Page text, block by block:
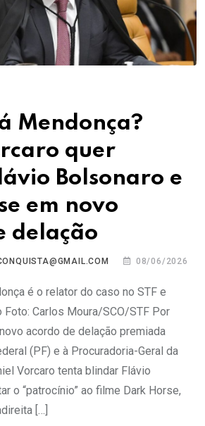
Mendonça?
quer
Bolsonaro e
em novo
delação
08/06/2026
é o relator do caso no STF e
Carlos Moura/SCO/STF Por
acordo de delação premiada
(PF) e à Procuradoria-Geral da
Vorcaro tenta blindar Flávio
o “patrocínio” ao filme Dark Horse,
[…]